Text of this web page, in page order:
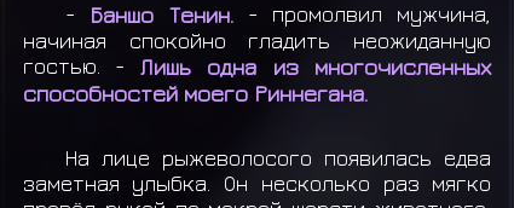
- Баншо Тенин. - промолвил мужчина,
начиная спокойно гладить неожиданную
гостью. - Лишь одна из многочисленных
способностей моего Риннегана.
На лице рыжеволосого появилась едва
заметная улыбка. Он несколько раз мягко